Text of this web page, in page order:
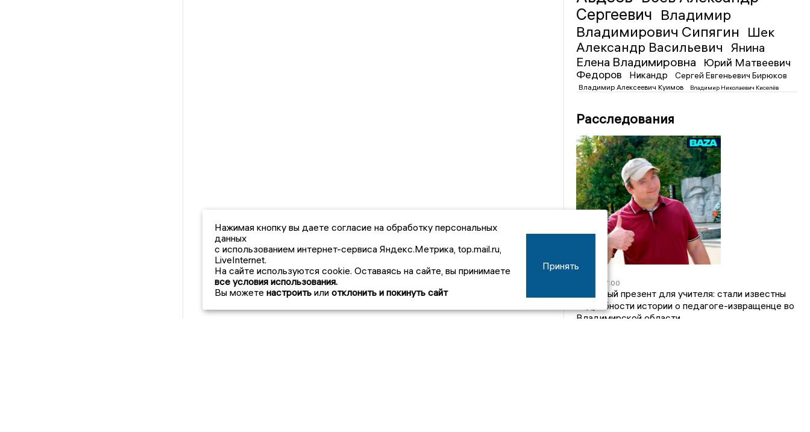
Сергеевич Владимир
Владимирович Сипягин Шек
Александр Васильевич
Янина
Елена Владимировна
Юрий Матвеевич
Федоров
Никандр Сергей Евгеньевич Бирюков
Владимир Алексеевич Куимов Владимир Николаевич Киселёв
Расследования
17:00
Странный презент для учителя: стали известны
подробности истории о педагоге-извращенце во
Владимирской области
Нажимая кнопку вы даете согласие на обработку персональных
данных
с использованием интернет-сервиса Яндекс.Метрика, top.mail.ru,
LiveInternet.
На сайте используются cookie. Оставаясь на сайте, вы принимаете
все условия использования.
Вы можете настроить или отклонить и покинуть сайт
Принять